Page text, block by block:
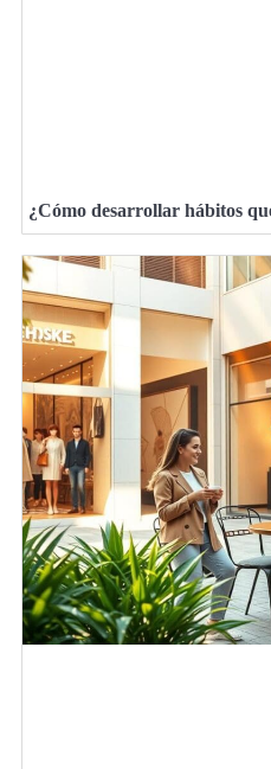
¿Cómo desarrollar hábitos